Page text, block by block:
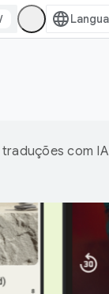
/
com IA